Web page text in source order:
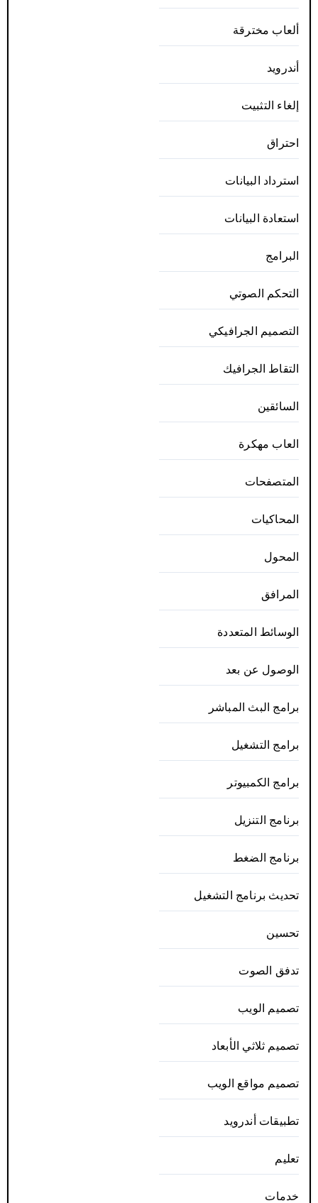
ألعاب مخترقة
أندرويد
إلغاء التثبيت
احتراق
استرداد البيانات
استعادة البيانات
البرامج
التحكم الصوتي
التصميم الجرافيكي
التقاط الجرافيك
السائقين
العاب مهكرة
المتصفحات
المحاكيات
المحول
المرافق
الوسائط المتعددة
الوصول عن بعد
برامج البث المباشر
برامج التشغيل
برامج الكمبيوتر
برنامج التنزيل
برنامج الضغط
تحديث برنامج التشغيل
تحسين
تدفق الصوت
تصميم الويب
تصميم ثلاثي الأبعاد
تصميم مواقع الويب
تطبيقات أندرويد
تعليم
خدمات